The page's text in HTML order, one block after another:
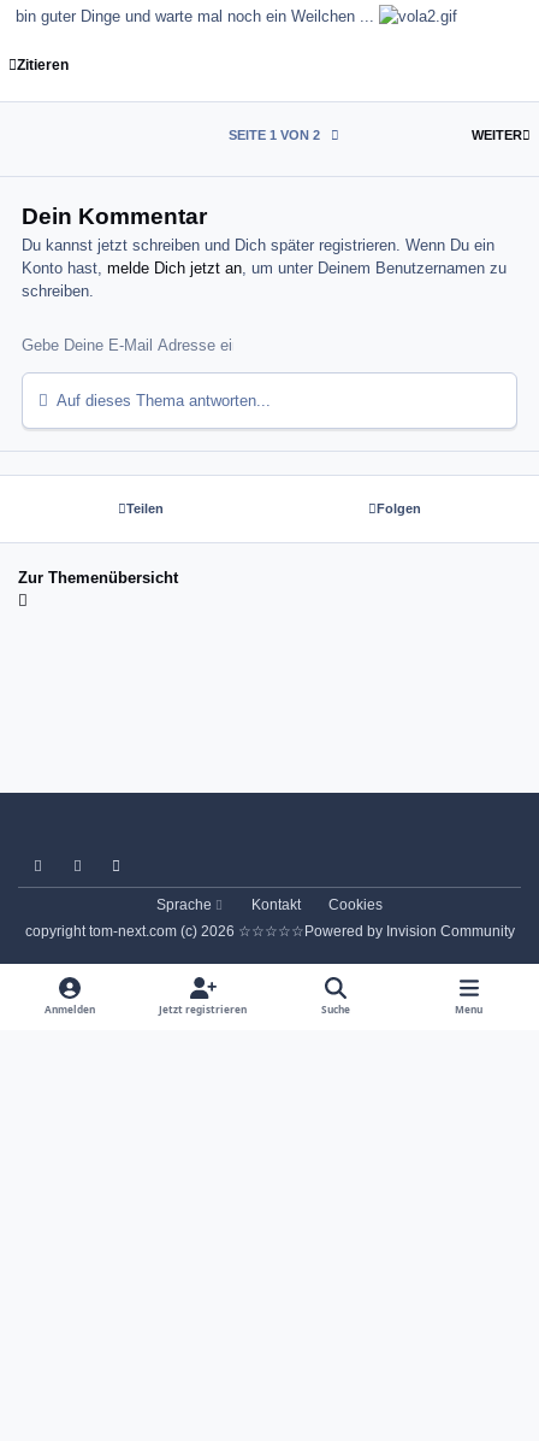
bin guter Dinge und warte mal noch ein Weilchen ...
Zitieren
WEITER
SEITE 1 VON 2
Dein Kommentar
Du kannst jetzt schreiben und Dich später registrieren. Wenn Du ein
Konto hast,melde Dich jetzt an , um unter Deinem Benutzernamen zu
schreiben.
Auf dieses Thema antworten...
Teilen Folgen
Zur Themenübersicht
Sprache Kontakt
Cookies
copyright tom-next.com (c) 2026 ☆☆☆☆☆Powered by Invision Community
Anmelden Jetzt registrieren Suche Menu